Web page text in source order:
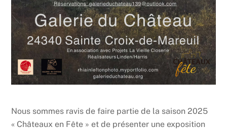
Nous sommes ravis de faire partie de la saison 2025
« Châteaux en Fête » et de présenter une exposition